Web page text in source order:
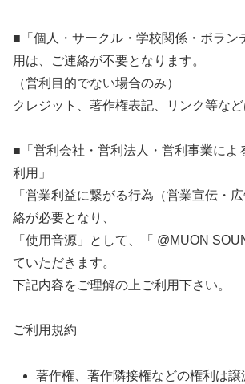
■「個人・サークル・学校関係・ボラン
用は、ご連絡が不要となります。
（営利目的でない場合のみ）
クレジット、著作権表記、リンク等など
■「営利会社・営利法人・営利事業によ
利用」
「営業利益に繋がる行為（営業宣伝・
絡が必要となり、
「使用音源」として、「 @MUON
ていただきます。
下記内容をご理解の上ご利用下さい。
ご利用規約
著作権、著作隣接権などの権利は譲